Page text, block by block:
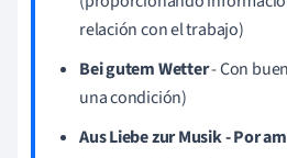
relación con el trabajo)
Bei gutem Wetter- Con
una condición)
Aus Liebe zur Musik - Por